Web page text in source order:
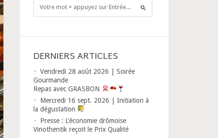
DERNIERS ARTICLES
Vendredi 28 août 2026 | Soirée
Gourmande
Repas avec GRASBON
Mercredi 16 sept. 2026 | Initiation à
la dégustation
Presse : L’économie drômoise
Vinothentik reçoit le Prix Qualité